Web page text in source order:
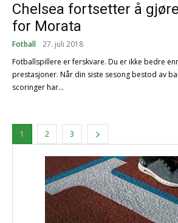
Chelsea fortsetter å
for Morata
Fotball 27. juli 2018
Fotballspillere er ferskvare. Du er ikke bedre
prestasjoner. Når din siste sesong bestod av
scoringer har...
1 2 3